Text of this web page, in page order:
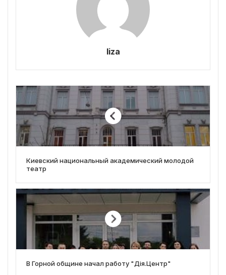
liza
Киевский национальный академический молодой
театр
В Горной общине начал работу "Дія.Центр"